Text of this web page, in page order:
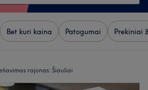
Bet kuri kaina Patogumai Prekiniai
rajonas: Šiauliai